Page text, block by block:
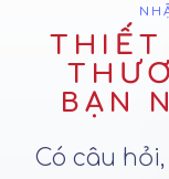
THIẾT
BẠN
Có câu